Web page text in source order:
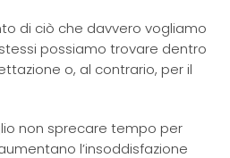
di ciò che davvero vogliamo
possiamo trovare dentro
o, al contrario, per il
non sprecare tempo per
l’insoddisfazione